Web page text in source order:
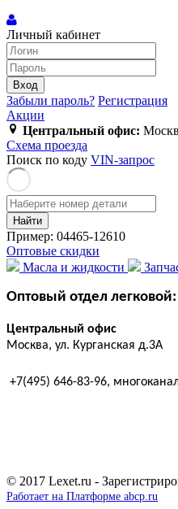
Личный кабинет
Вход
Забыли пароль? Регистрация
Акции
Центральный офис:
Схема проезда
Поиск по коду VIN-запрос
Найти
Пример: 04465-12610
Оптовые скидки
Масла и жидкости
Оптовый отдел легковой:
Центральный офис
Москва, ул. Курганская д.3A
+7(495) 646-83-96,
© 2017 Lexet.ru -
Работает на Платформе abcp.ru